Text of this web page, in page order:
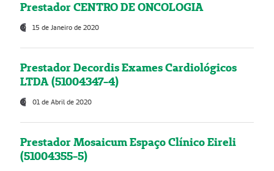
Prestador CENTRO DE ONCOLOGIA
15 de Janeiro de 2020
Prestador Decordis Exames Cardiológicos
LTDA (51004347-4)
01 de Abril de 2020
Prestador Mosaicum Espaço Clínico Eireli
(51004355-5)